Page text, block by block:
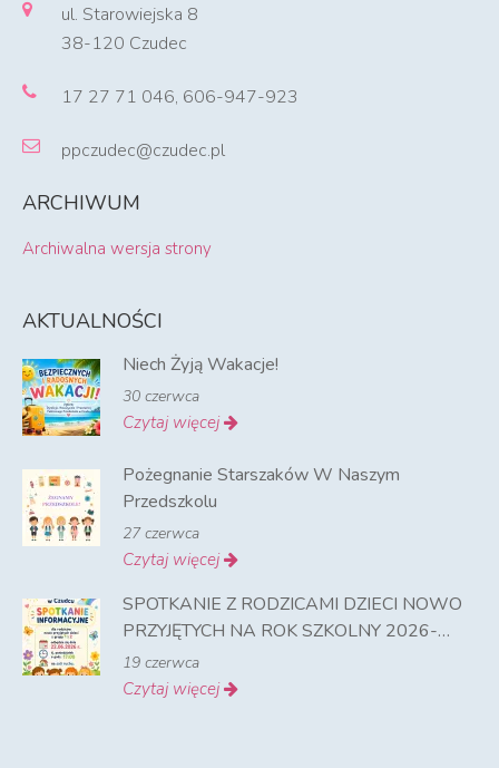
ul. Starowiejska 8
38-120 Czudec
17 27 71 046, 606-947-923
ppczudec@czudec.pl
ARCHIWUM
Archiwalna wersja strony
AKTUALNOŚCI
Niech Żyją Wakacje!
30 czerwca
Czytaj więcej
Pożegnanie Starszaków W Naszym
Przedszkolu
27 czerwca
Czytaj więcej
SPOTKANIE Z RODZICAMI DZIECI NOWO
PRZYJĘTYCH NA ROK SZKOLNY 2026-
2027
19 czerwca
Czytaj więcej